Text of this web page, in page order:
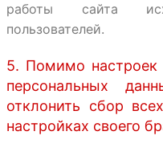
работы сайта
пользователей.
5. Помимо настроек
персональных
отклонить сбор
настройках своего